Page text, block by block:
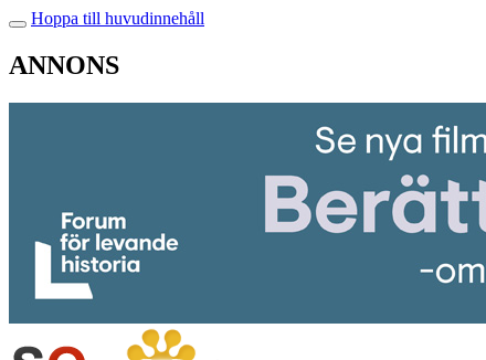
Hoppa till huvudinnehåll
ANNONS